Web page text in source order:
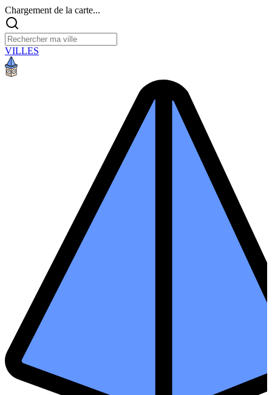
Chargement de la carte...
VILLES